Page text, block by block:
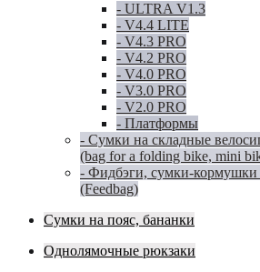
- ULTRA V1.3
- V4.4 LITE
- V4.3 PRO
- V4.2 PRO
- V4.0 PRO
- V3.0 PRO
- V2.0 PRO
- Платформы
- Сумки на складные
(bag for a folding bike, mini
- Фидбэги, сумки-кормушки
(Feedbag)
Сумки на пояс, бананки
Однолямочные рюкзаки